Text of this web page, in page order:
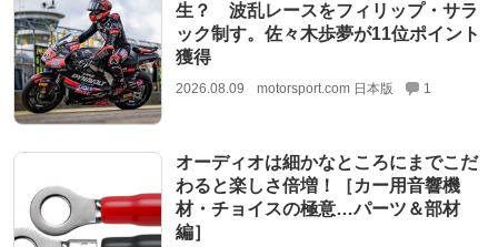
生？ 波乱レースをフィリップ・サラ
ック制す。佐々木歩夢が11位ポイント
獲得
2026.08.09 motorsport.com 日本版 1
オーディオは細かなところにまでこだ
わると楽しさ倍増！［カー用音響機
材・チョイスの極意…パーツ＆部材
編］